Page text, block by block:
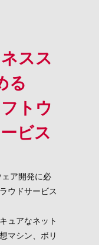
スス
る
トウ
ビス
ェア開発に必
ウドサービス
ュアなネット
マシン、ボリ